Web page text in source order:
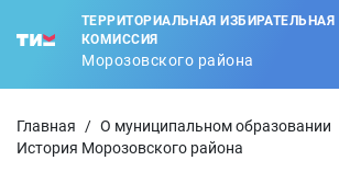
ТЕРРИТОРИАЛЬНАЯ ИЗБИРАТЕЛЬНАЯ
КОМИССИЯ
Морозовского района
Главная / О муниципальном образовании
История Морозовского района